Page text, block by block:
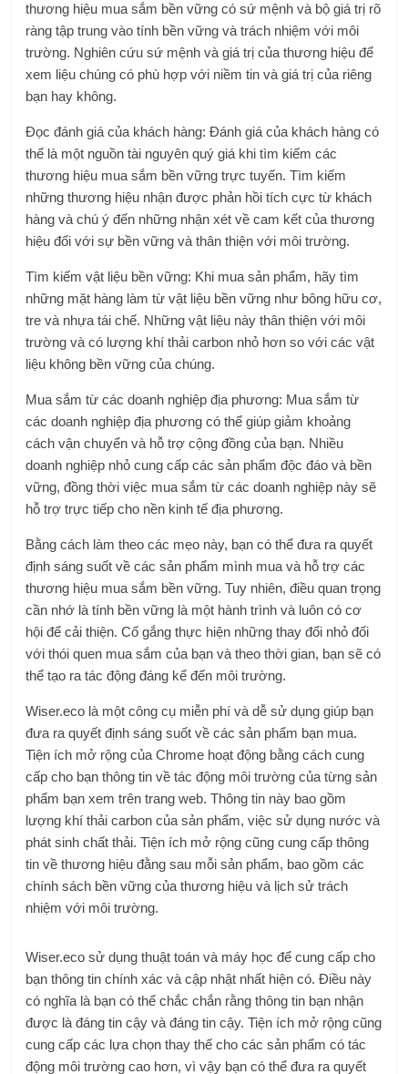
thương hiệu mua sắm bền vững có sứ mệnh và bộ giá trị rõ
ràng tập trung vào tính bền vững và trách nhiệm với môi
trường. Nghiên cứu sứ mệnh và giá trị của thương hiệu để
xem liệu chúng có phù hợp với niềm tin và giá trị của riêng
bạn hay không.
Đọc đánh giá của khách hàng: Đánh giá của khách hàng có
thể là một nguồn tài nguyên quý giá khi tìm kiếm các
thương hiệu mua sắm bền vững trực tuyến. Tìm kiếm
những thương hiệu nhận được phản hồi tích cực từ khách
hàng và chú ý đến những nhận xét về cam kết của thương
hiệu đối với sự bền vững và thân thiện với môi trường.
Tìm kiếm vật liệu bền vững: Khi mua sản phẩm, hãy tìm
những mặt hàng làm từ vật liệu bền vững như bông hữu cơ,
tre và nhựa tái chế. Những vật liệu này thân thiện với môi
trường và có lượng khí thải carbon nhỏ hơn so với các vật
liệu không bền vững của chúng.
Mua sắm từ các doanh nghiệp địa phương: Mua sắm từ
các doanh nghiệp địa phương có thể giúp giảm khoảng
cách vận chuyển và hỗ trợ cộng đồng của bạn. Nhiều
doanh nghiệp nhỏ cung cấp các sản phẩm độc đáo và bền
vững, đồng thời việc mua sắm từ các doanh nghiệp này sẽ
hỗ trợ trực tiếp cho nền kinh tế địa phương.
Bằng cách làm theo các mẹo này, bạn có thể đưa ra quyết
định sáng suốt về các sản phẩm mình mua và hỗ trợ các
thương hiệu mua sắm bền vững. Tuy nhiên, điều quan trọng
cần nhớ là tính bền vững là một hành trình và luôn có cơ
hội để cải thiện. Cố gắng thực hiện những thay đổi nhỏ đối
với thói quen mua sắm của bạn và theo thời gian, bạn sẽ có
thể tạo ra tác động đáng kể đến môi trường.
Wiser.eco là một công cụ miễn phí và dễ sử dụng giúp bạn
đưa ra quyết định sáng suốt về các sản phẩm bạn mua.
Tiện ích mở rộng của Chrome hoạt động bằng cách cung
cấp cho bạn thông tin về tác động môi trường của từng sản
phẩm bạn xem trên trang web. Thông tin này bao gồm
lượng khí thải carbon của sản phẩm, việc sử dụng nước và
phát sinh chất thải. Tiện ích mở rộng cũng cung cấp thông
tin về thương hiệu đằng sau mỗi sản phẩm, bao gồm các
chính sách bền vững của thương hiệu và lịch sử trách
nhiệm với môi trường.
Wiser.eco sử dụng thuật toán và máy học để cung cấp cho
bạn thông tin chính xác và cập nhật nhất hiện có. Điều này
có nghĩa là bạn có thể chắc chắn rằng thông tin bạn nhận
được là đáng tin cậy và đáng tin cậy. Tiện ích mở rộng cũng
cung cấp các lựa chọn thay thế cho các sản phẩm có tác
động môi trường cao hơn, vì vậy bạn có thể đưa ra quyết